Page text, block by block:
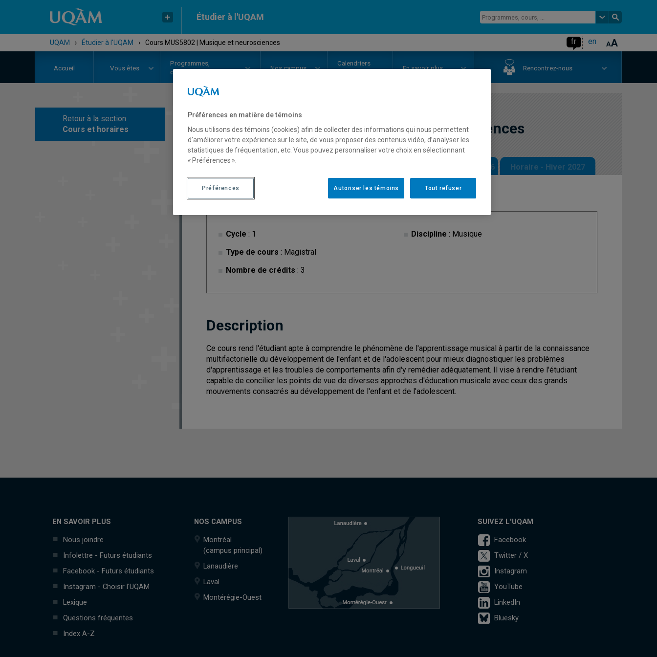
Étudier à l'UQAM
UQAM › Étudier à l'UQAM › Cours MUS5802 | Musique et neurosciences fr en
Accueil Vous êtes
Programmes,
cours et admission
Noscampus
Calendriers
En savoir plus Rencontrez-nous
Retour à la section
Cours et horaires
COURS// MUS5802-Musique et neurosciences
Horaire - Automne 2026 Horaire - Hiver 2027
Cycle : 1
Type de cours : Magistral
Nombre de crédits : 3
Discipline : Musique
Description
Ce cours rend l'étudiant apte à comprendre le phénomène de l'apprentissage musical à partir de la connaissance
multifactorielle du développement de l'enfant et de l'adolescent pour mieux diagnostiquer les problèmes
d'apprentissage et les troubles de comportements afin d'y remédier adéquatement. Il vise à rendre l'étudiant
capable de concilier les points de vue de diverses approches d'éducation musicale avec ceux des grands
mouvements consacrés au développement de l'enfant et de l'adolescent.
EN SAVOIR PLUS
Nous joindre
Infolettre - Futurs étudiants
Facebook - Futurs étudiants
Instagram - Choisir l'UQAM
Lexique
Questions fréquentes
Index A-Z
NOS CAMPUS
Montréal
(campus principal)
Lanaudière
Laval
Montérégie-Ouest
SUIVEZ L'UQAM
Facebook
Twitter / X
Instagram
YouTube
LinkedIn
Bluesky
Préférences en matière de témoins
Nous utilisons des témoins (cookies) afin de collecter des informations qui nous permettent
d’améliorer votre expérience sur le site, de vous proposer des contenus vidéo, d’analyser les
statistiques de fréquentation, etc. Vous pouvez personnaliser votre choix en sélectionnant
« Préférences ».
Tout refuser
Autoriser les témoins
Préférences